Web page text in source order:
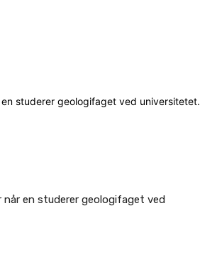
studerer geologifaget ved universitetet.
en studerer geologifaget ved